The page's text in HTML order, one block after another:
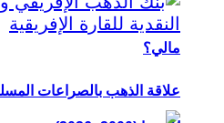
مالي؟
علاقة الذهب بالصراعات